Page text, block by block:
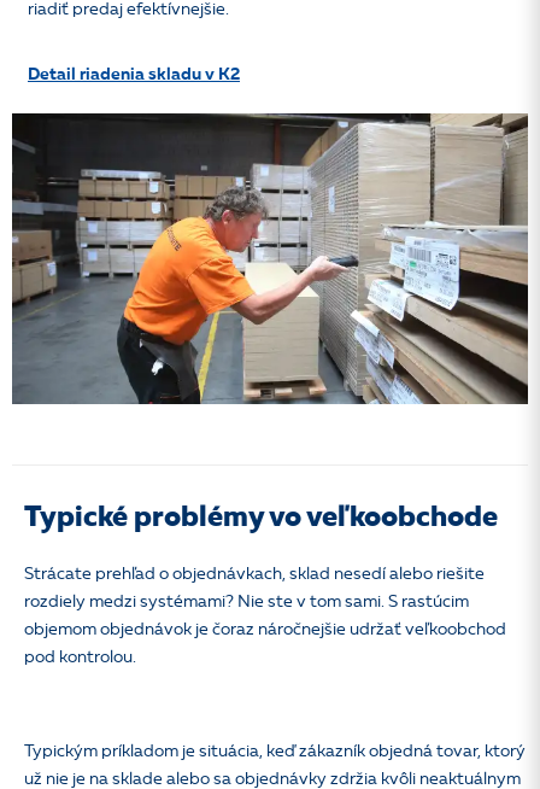
riadiť predaj efektívnejšie.
Detail riadenia skladu v K2
Typické problémy vo veľkoobchode
Strácate prehľad o objednávkach, sklad nesedí alebo riešite
rozdiely medzi systémami? Nie ste v tom sami. S rastúcim
objemom objednávok je čoraz náročnejšie udržať veľkoobchod
pod kontrolou.
Typickým príkladom je situácia, keď zákazník objedná tovar, ktorý
už nie je na sklade alebo sa objednávky zdržia kvôli neaktuálnym